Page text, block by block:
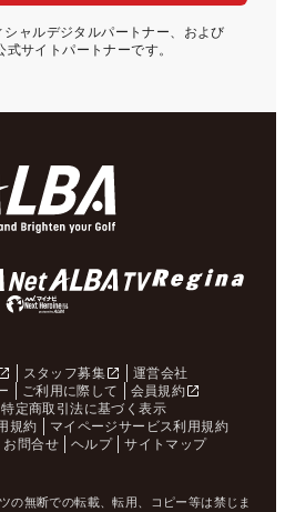
ャルデジタルパートナー、および
式サイトパートナーです。
スタッフ募集
運営会社
ご利用に際して
会員規約
特定商取引法に基づく表示
規約
マイページサービス利用規約
お問合せ ヘルプ サイトマップ
の無断での転載、転用、コピー等は禁じま